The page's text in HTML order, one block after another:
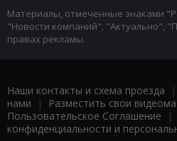
Материалы, отмеченные знаками
"Новости компаний", "Актуально",
правах рекламы.
Наши контакты и схема проезда |
нами | Разместить свои
Пользовательское Соглашение |
конфиденциальности и